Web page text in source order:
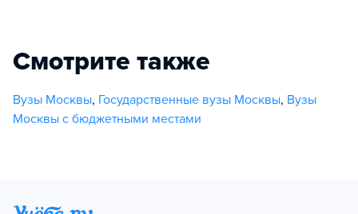
Смотрите также
Вузы Москвы, Государственные вузы Москвы, Вузы
Москвы с бюджетными местами